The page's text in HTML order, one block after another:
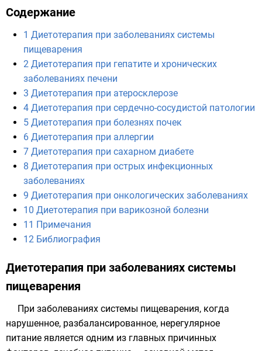
Содержание
1 Диетотерапия при заболеваниях системы
пищеварения
2 Диетотерапия при гепатите и хронических
заболеваниях печени
3 Диетотерапия при атеросклерозе
4 Диетотерапия при сердечно-сосудистой патологии
5 Диетотерапия при болезнях почек
6 Диетотерапия при аллергии
7 Диетотерапия при сахарном диабете
8 Диетотерапия при острых инфекционных
заболеваниях
9 Диетотерапия при онкологических заболеваниях
10 Диетотерапия при варикозной болезни
11 Примечания
12 Библиография
Диетотерапия при заболеваниях системы
пищеварения
При заболеваниях системы пищеварения, когда
нарушенное, разбалансированное, нерегулярное
питание является одним из главных причинных